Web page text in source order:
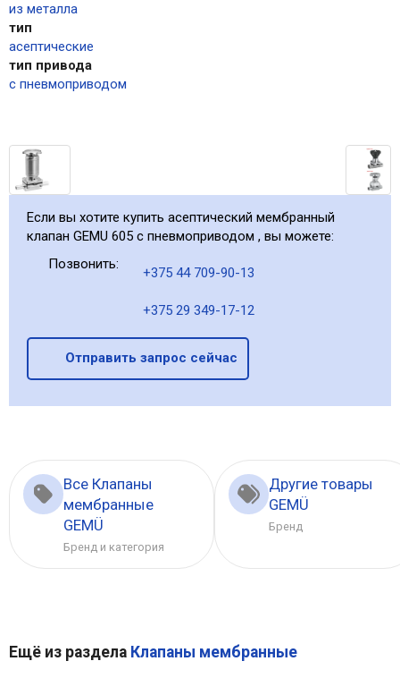
из металла
тип
асептические
тип привода
с пневмоприводом
Если вы хотите купить асептический мембранный
клапан GEMU 605 с пневмоприводом , вы можете:
Позвонить:
+375 44 709-90-13
+375 29 349-17-12
Отправить запрос сейчас
Все Клапаны
мембранные
GEMÜ
Бренд и категория
Другие товары
GEMÜ
Бренд
Ещё из раздела Клапаны мембранные